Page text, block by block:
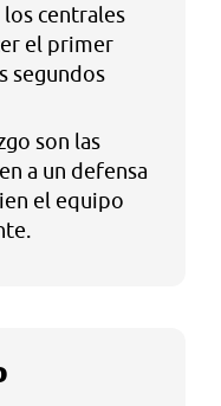
centrales
el primer
segundos
son las
a un defensa
el equipo